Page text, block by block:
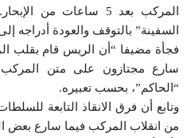
المركب بعد 5 ساعات
السفينة” بالتوقف والعودة أدراجه
فجأة مضيفا “أن الريس قام بقلب
سارع مجتازون على متن المركب
“الحاكم”، بحسب تعبيره.
من انقلاب المركب فيما سارع بعض